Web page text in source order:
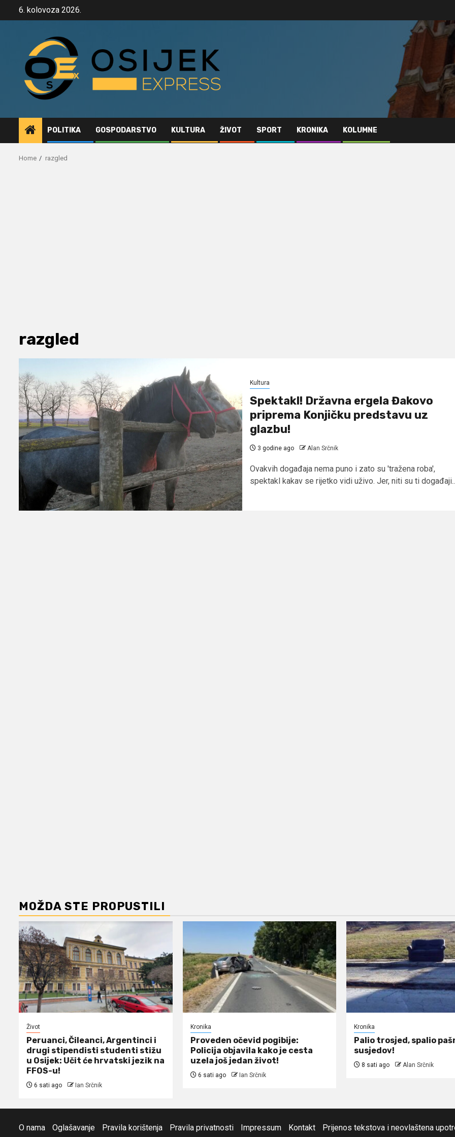
6. kolovoza 2026.
POLITIKA GOSPODARSTVO KULTURA ŽIVOT SPORT KRONIKA KOLUMNE
Home razgled
razgled
Kultura
Spektakl! Državna ergela Đakovo
priprema Konjičku predstavu uz
glazbu!
3 godine ago Alan Srčnik
Ovakvih događaja nema puno i zato su 'tražena roba',
spektakl kakav se rijetko vidi uživo. Jer, niti su ti
MOŽDA STE PROPUSTILI
Život
Peruanci, Čileanci, Argentinci i
drugi stipendisti studenti stižu
u Osijek: Učit će hrvatski jezik na
FFOS-u!
6 sati ago Ian Srčnik
Kronika
Proveden očevid pogibije:
Policija objavila kako je cesta
uzela još jedan život!
6 sati ago Ian Srčnik
Kronika
Palio trosjed, spalio
susjedov!
8 sati ago Alan Srčnik
O nama Oglašavanje Pravila korištenja Pravila privatnosti Impressum Kontakt Prijenos tekstova i neovlaštena